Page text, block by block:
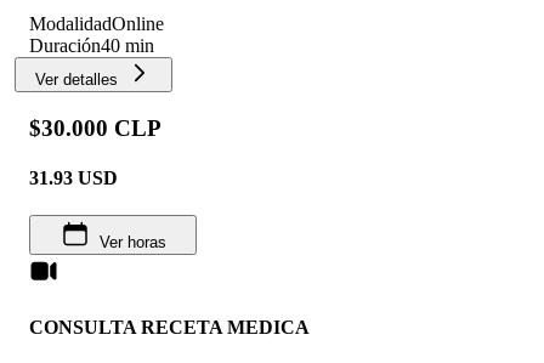
ModalidadOnline
Duración40 min
Ver detalles
$30.000 CLP
31.93 USD
Ver horas
CONSULTA RECETA MEDICA